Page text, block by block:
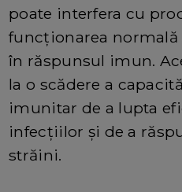
poate interfera cu
funcționarea
în răspunsul imun.
la o scădere a
imunitar de a lupta
infecțiilor și de a
străini.